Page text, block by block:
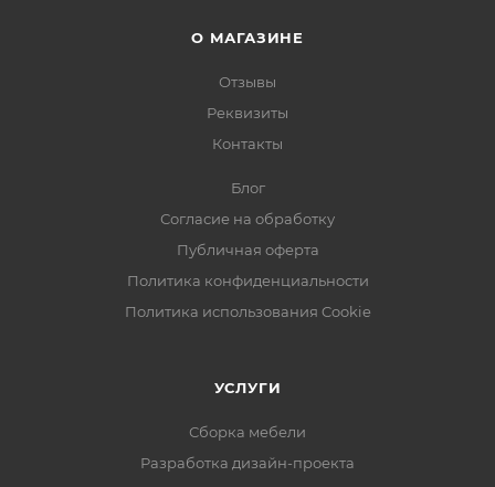
О МАГАЗИНЕ
Отзывы
Реквизиты
Контакты
Блог
Согласие на обработку
Публичная оферта
Политика конфиденциальности
Политика использования Cookie
УСЛУГИ
Сборка мебели
Разработка дизайн-проекта